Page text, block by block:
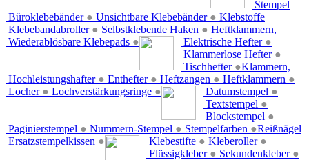
Büroklebebänder ● Unsichtbare Klebebänder ●
Klebebandabroller ● Selbstklebende Haken ●
Wiederablösbare Klebepads ● Elektrische Hefter ●
Klammerlose Hefter ●
Tischhefter ●
Hochleistungshafter ● Enthefter ● Heftzangen ● Heftklammern ●
Locher ● Lochverstärkungsringe ●
Stempel
Datumstempel ●
Textstempel ●
Blockstempel ●
Paginierstempel ● Nummern-Stempel ● Stempelfarben ●
Ersatzstempelkissen ●
Klebstoffe
Klebestifte ● Kleberoller ●
Flüssigkleber ● Sekundenkleber ●
Heftklammern,
Klammern,
Reißnägel